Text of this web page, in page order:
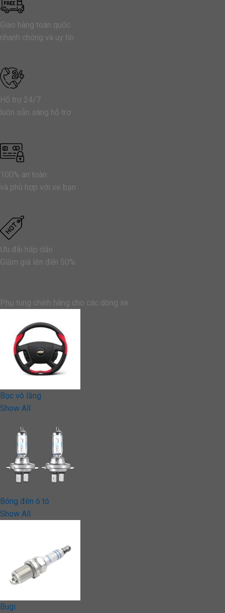
Giao hàng toàn quốc
nhanh chóng và uy tín
Hỗ trợ 24/7
luôn sẵn sàng hỗ trợ
100% an toàn
và phù hợp với xe bạn
Ưu đãi hấp dẫn
Giảm giá lên đến 50%
Phụ tùng chính hãng cho các dòng xe
Bọc vô lăng
Show All
Bóng đèn ô tô
Show All
Bugi